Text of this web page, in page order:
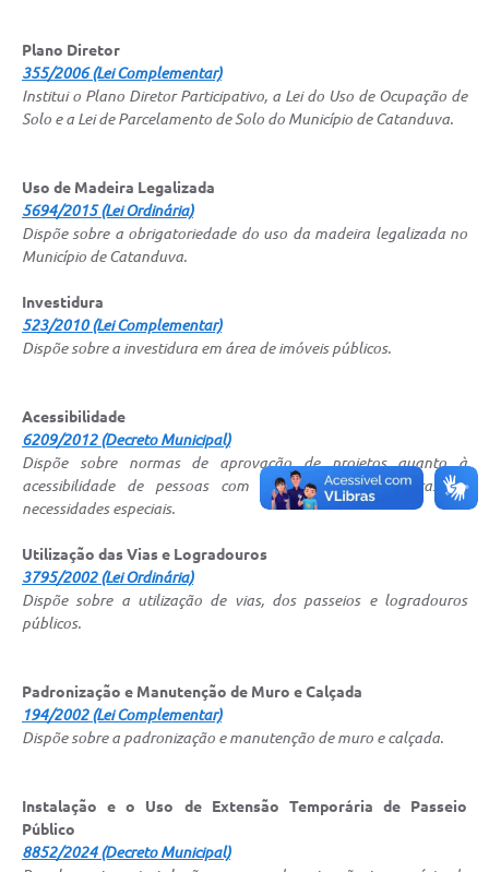
Telefones Úteis
A Prefeitura
Enquete
Agenda
SIC
Diário Oficial
Contato
Plano Diretor
355/2006 (Lei Complementar)
Institui o Plano Diretor Participativo, a Lei do Uso de Ocupação de
Solo e a Lei de Parcelamento de Solo do Município de Catanduva.
Uso de Madeira Legalizada
5694/2015 (Lei Ordinária)
Dispõe sobre a obrigatoriedade do uso da madeira legalizada no
Município de Catanduva.
Investidura
523/2010 (Lei Complementar)
Dispõe sobre a investidura em área de imóveis públicos.
Acessibilidade
6209/2012 (Decreto Municipal)
Dispõe sobre normas de aprovação de projetos quanto à
acessibilidade de pessoas com deficiência e portadoras de
necessidades especiais.
Utilização das Vias e Logradouros
3795/2002 (Lei Ordinária)
Dispõe sobre a utilização de vias, dos passeios e logradouros
públicos.
Padronização e Manutenção de Muro e Calçada
194/2002 (Lei Complementar)
Dispõe sobre a padronização e manutenção de muro e calçada.
Instalação e o Uso de Extensão Temporária de Passeio
Público
8852/2024 (Decreto Municipal)